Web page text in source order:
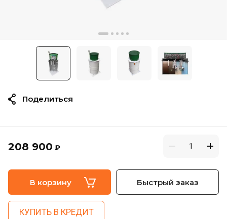
208 900 ₽
В корзину Быстрый заказ
КУПИТЬ В КРЕДИТ
Поделиться